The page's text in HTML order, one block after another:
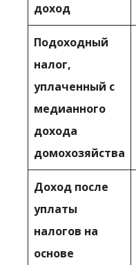
доход
Подоходный
налог,
уплаченный с
медианного
дохода
домохозяйства
Доход после
уплаты
налогов на
основе